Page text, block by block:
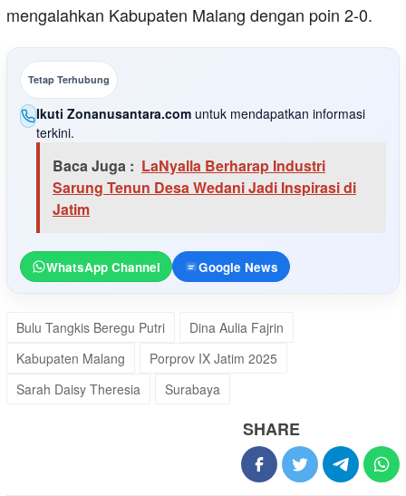
mengalahkan Kabupaten Malang dengan poin 2-0.
Tetap Terhubung
Ikuti Zonanusantara.com untuk mendapatkan informasi
terkini.
Baca Juga : LaNyalla Berharap Industri
Sarung Tenun Desa Wedani Jadi Inspirasi di
Jatim
WhatsApp Channel Google News
Bulu Tangkis Beregu Putri
Dina Aulia Fajrin
Kabupaten Malang
Porprov IX Jatim 2025
Sarah Daisy Theresia
Surabaya
SHARE